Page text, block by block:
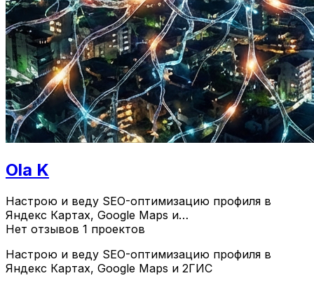
Ola K
Настрою и веду SEO-оптимизацию профиля в
Яндекс Картах, Google Maps и…
Нет отзывов 1 проектов
Настрою и веду SEO-оптимизацию профиля в
Яндекс Картах, Google Maps и 2ГИС